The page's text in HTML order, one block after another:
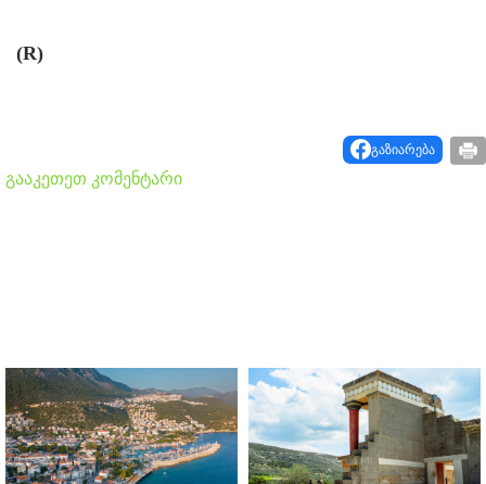
(R)
გაზიარება
გააკეთეთ კომენტარი